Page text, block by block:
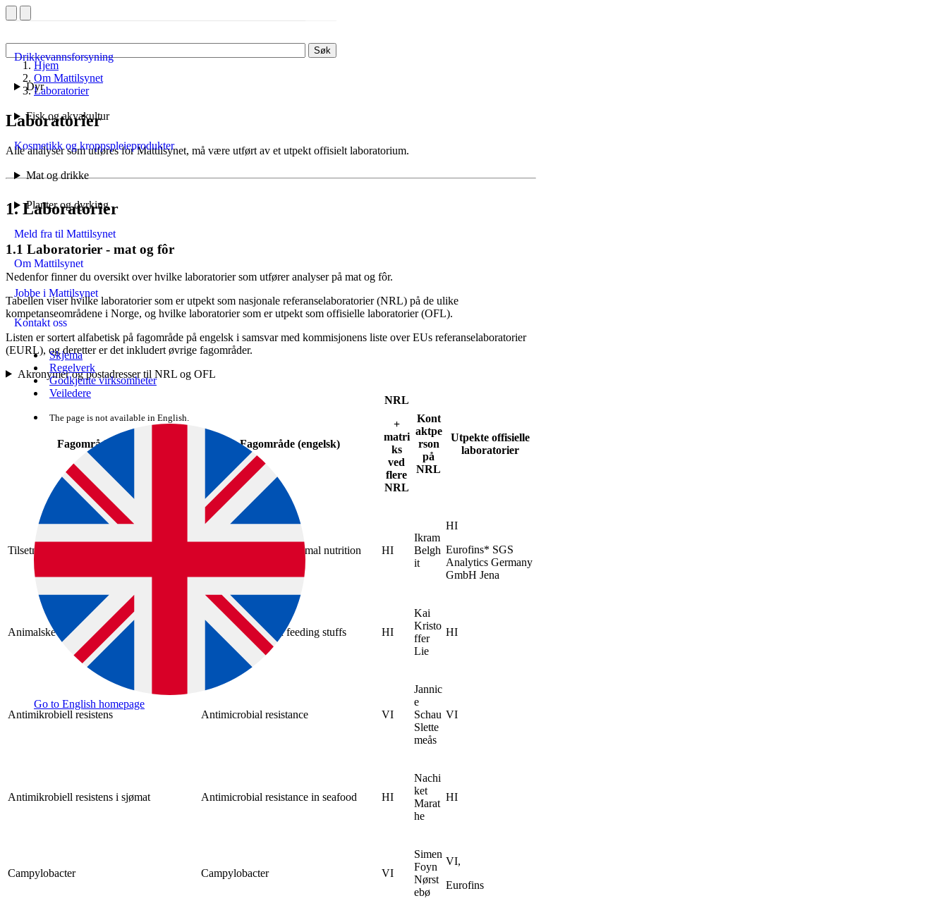
Søk
Drikkevannsforsyning
Dyr
Fisk og akvakultur
Kosmetikk og kroppspleieprodukter
Mat og drikke
Planter og dyrking
Meld fra til Mattilsynet
Om Mattilsynet
Jobbe i Mattilsynet
Kontakt oss
Skjema
Regelverk
Godkjente virksomheter
Veiledere
The page is not available in English.
Go to English homepage
Hjem
Om Mattilsynet
Laboratorier
Laboratorier
Alle analyser som utføres for Mattilsynet, må være utført av et utpekt offisielt laboratorium.
1.Laboratorier
1.1 Laboratorier - mat og fôr
Nedenfor finner du oversikt over hvilke laboratorier som utfører analyser på mat og fôr.
Tabellen viser hvilke laboratorier som er utpekt som nasjonale referanselaboratorier (NRL) på de ulike
kompetanseområdene i Norge, og hvilke laboratorier som er utpekt som offisielle laboratorier (OFL).
Listen er sortert alfabetisk på fagområde på engelsk i samsvar med kommisjonens liste over EUs referanselaboratorier
(EURL), og deretter er det inkludert øvrige fagområder.
Akronymer og postadresser til NRL og OFL
Fagområde (norsk) Fagområde (engelsk)
NRL
+
matri
ks
ved
flere
NRL
Kont
aktpe
rson
på
NRL
Utpekte offisielle
laboratorier
Tilsetningsstoffer til bruk i dyrefôr Additives for use in animal nutrition HI
Ikram
Belgh
it
HI
Eurofins* SGS
Analytics Germany
GmbH Jena
Animalske proteiner i dyrefôr Animal proteins in feeding stuffs HI
Kai
Kristo
ffer
Lie
HI
Antimikrobiell resistens Antimicrobial resistance VI
Jannic
e
Schau
Slette
meås
VI
Antimikrobiell resistens i sjømat Antimicrobial resistance in seafood HI
Nachi
ket
Marat
he
HI
Campylobacter Campylobacter VI
Simen
Foyn
Nørst
ebø
VI,
Eurofins